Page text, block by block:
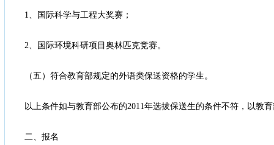
1、国际科学与工程大奖赛；
2、国际环境科研项目奥林匹克竞赛。
（五）符合教育部规定的外语类保送资格的学生。
以上条件如与教育部公布的2011年选拔保送生的条件不符，以教育
二、报名